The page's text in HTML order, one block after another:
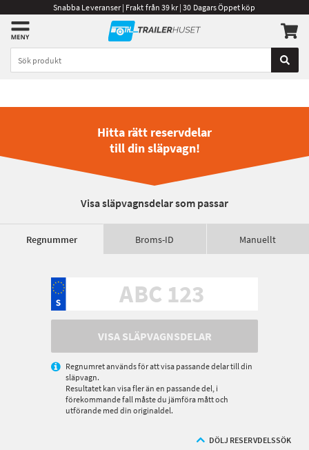
Snabba Leveranser | Frakt från 39 kr | 30 Dagars Öppet köp
Hitta rätt reservdelar
till din släpvagn!
Visa släpvagnsdelar som passar
Regnummer Broms-ID Manuellt
VISA SLÄPVAGNSDELAR
Regnumret används för att visa passande delar till din
släpvagn.
Resultatet kan visa fler än en passande del, i
förekommande fall måste du jämföra mått och
utförande med din originaldel.
DÖLJ RESERVDELSSÖK